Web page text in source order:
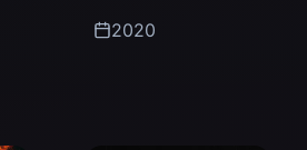
2020